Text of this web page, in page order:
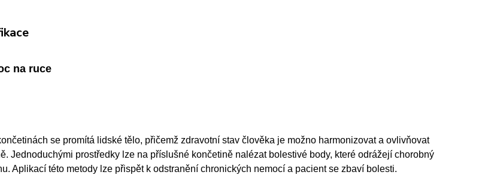
na ruce
se promítá lidské tělo, přičemž zdravotní stav člověka je možno harmonizovat a ovlivňovat
Jednoduchými prostředky lze na příslušné končetině nalézat bolestivé body, které odrážejí chorobný
Aplikací této metody lze přispět k odstranění chronických nemocí a pacient se zbaví bolesti.